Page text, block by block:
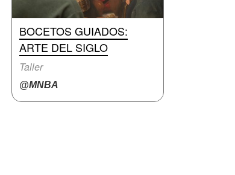
BOCETOS GUIADOS:
ARTE DEL SIGLO
Taller
@MNBA